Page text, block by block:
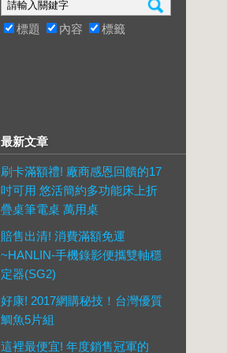
標題 內容 標籤
最新文章
刷卡滿額禮! 廠商感恩回饋的17
吋可用 悠活簡約多功能床上折
疊桌筆電桌 萬用桌
賠售出清! 消費滿額免運
~HANLIN-手機錄影便攜雙軸穩
定器(SG2)
好康! 2017網購秘技！台灣優質
鯛魚5片組
這裡最便宜! 年度銷售冠軍的